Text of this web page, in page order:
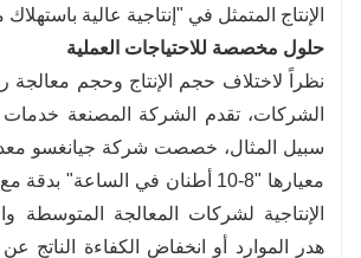
الإنتاج المتمثل في "إنتاجية عالية
حلول مخصصة للاحتياجات العملية
نظراً لاختلاف حجم الإنتاج وحجم معالجة
الشركات، تقدم الشركة المصنعة
سبيل المثال، خصصت شركة جيانغسو
معيارها "8-10 أطنان في الساعة"
الإنتاجية لشركات المعالجة المتوسطة
هدر الموارد أو انخفاض الكفاءة الناتج